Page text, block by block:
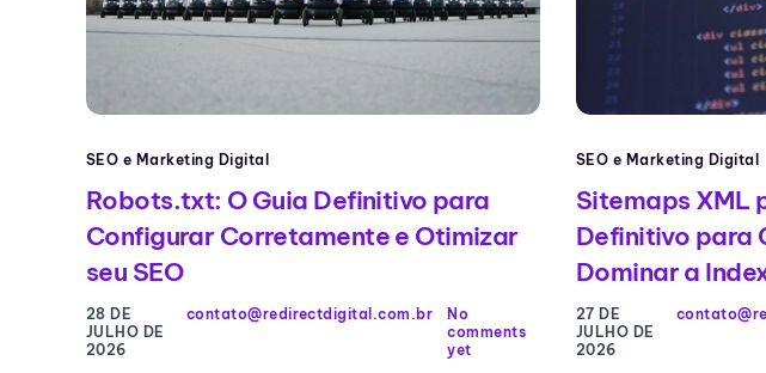
SEO e Marketing Digital
Robots.txt: O Guia Definitivo para
Configurar Corretamente e Otimizar
seu SEO
28 DE
JULHO DE
2026
contato@redirectdigital.com.br
No
comments
yet
SEO e Marketing Digital
Sitemaps XML
Definitivo para
Dominar a
27 DE
JULHO DE
2026